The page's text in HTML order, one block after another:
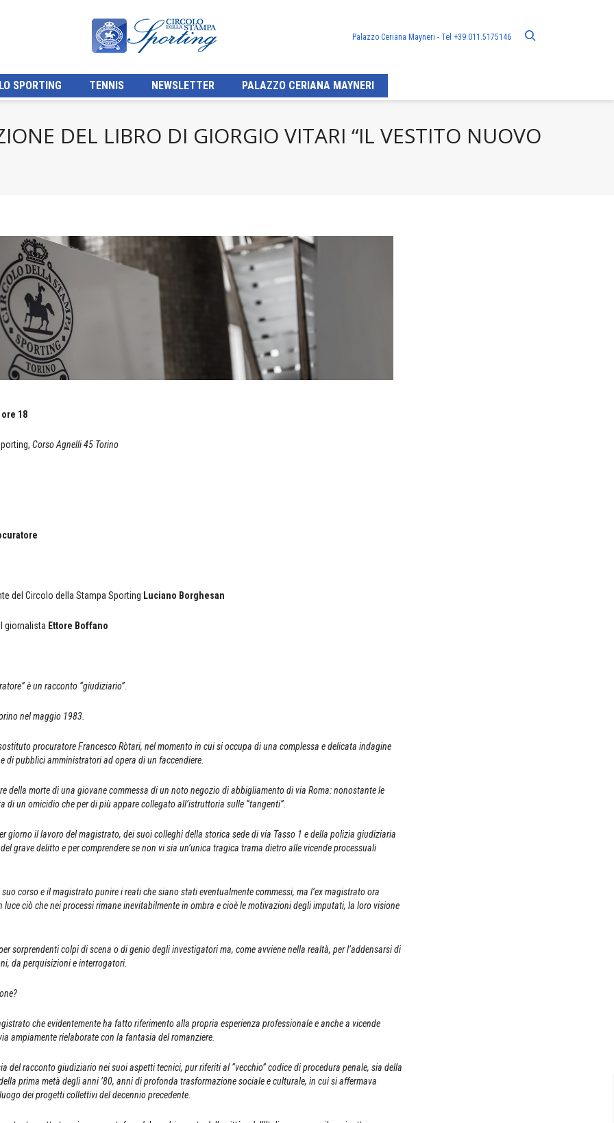
Palazzo Ceriana Mayneri - Tel +39.011.5175146
SPORTING TENNIS NEWSLETTER PALAZZO CERIANA MAYNERI
DEL LIBRO DI GIORGIO VITARI “IL VESTITO NUOVO
18
Corso Agnelli 45 Torino
del Circolo della Stampa Sporting Luciano Borghesan
giornalista Ettore Boffano
è un racconto “giudiziario”.
nel maggio 1983.
procuratore Francesco Ròtari, nel momento in cui si occupa di una complessa e delicata indagine
di pubblici amministratori ad opera di un faccendiere.
della morte di una giovane commessa di un noto negozio di abbigliamento di via Roma: nonostante le
di un omicidio che per di più appare collegato all’istruttoria sulle “tangenti”.
giorno il lavoro del magistrato, dei suoi colleghi della storica sede di via Tasso 1 e della polizia giudiziaria
grave delitto e per comprendere se non vi sia un’unica tragica trama dietro alle vicende processuali
corso e il magistrato punire i reati che siano stati eventualmente commessi, ma l’ex magistrato ora
luce ciò che nei processi rimane inevitabilmente in ombra e cioè le motivazioni degli imputati, la loro visione
sorprendenti colpi di scena o di genio degli investigatori ma, come avviene nella realtà, per l’addensarsi di
da perquisizioni e interrogatori.
che evidentemente ha fatto riferimento alla propria esperienza professionale e anche a vicende
ampiamente rielaborate con la fantasia del romanziere.
del racconto giudiziario nei suoi aspetti tecnici, pur riferiti al “vecchio” codice di procedura penale, sia della
prima metà degli anni ’80, anni di profonda trasformazione sociale e culturale, in cui si affermava
dei progetti collettivi del decennio precedente.